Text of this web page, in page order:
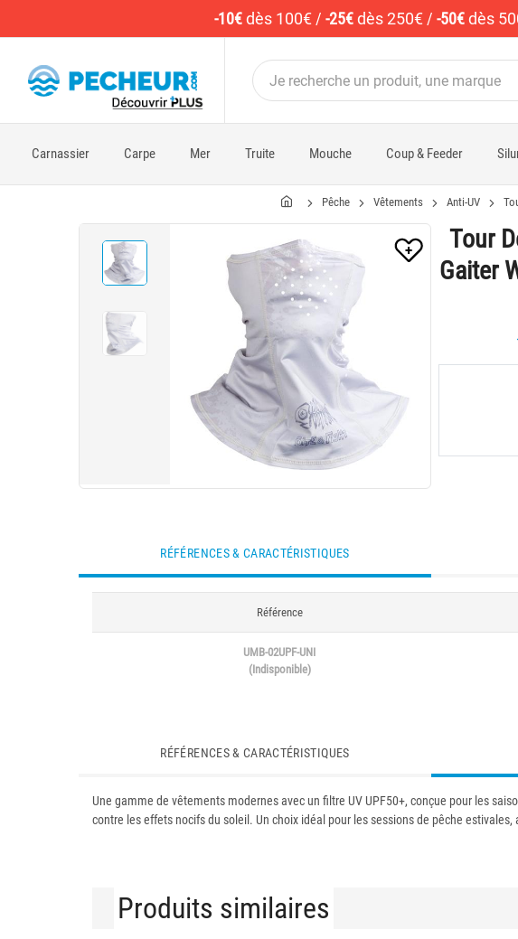
-10€dès 100€ / -25€dès 250€ / -50€dès
Carnassier Carpe Mer Truite Mouche Coup & Feeder
Pêche Vêtements Anti-UV
Tour
Gaiter
RÉFÉRENCES & CARACTÉRISTIQUES
Référence
UMB-02UPF-UNI
(Indisponible)
RÉFÉRENCES & CARACTÉRISTIQUES
Une gamme de vêtements modernes avec un filtre UV UPF50+, conçue pour les
contre les effets nocifs du soleil. Un choix idéal pour les sessions de pêche estivales,
Produits similaires